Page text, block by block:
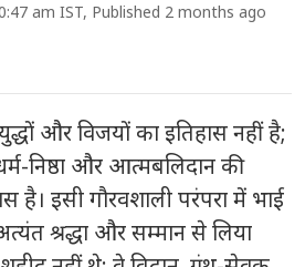
am IST, Published 2 months ago
और विजयों का इतिहास नहीं है;
निष्ठा और आत्मबलिदान की
है। इसी गौरवशाली परंपरा में भाई
श्रद्धा और सम्मान से लिया